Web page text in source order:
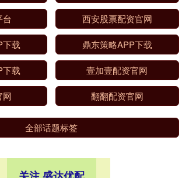
台 西安股票配资官网
下载 鼎东策略APP下载
下载 壹加壹配资官网
网 翻翻配资官网
全部话题标签